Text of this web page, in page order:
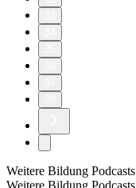
Weitere Bildung Podcasts